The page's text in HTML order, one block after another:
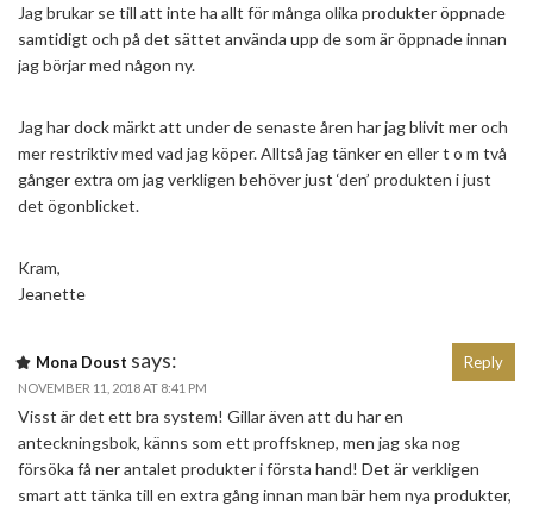
Jag brukar se till att inte ha allt för många olika produkter öppnade
samtidigt och på det sättet använda upp de som är öppnade innan
jag börjar med någon ny.
Jag har dock märkt att under de senaste åren har jag blivit mer och
mer restriktiv med vad jag köper. Alltså jag tänker en eller t o m två
gånger extra om jag verkligen behöver just ‘den’ produkten i just
det ögonblicket.
Kram,
Jeanette
Mona Doust says:
NOVEMBER 11, 2018 AT 8:41 PM
Visst är det ett bra system! Gillar även att du har en
anteckningsbok, känns som ett proffsknep, men jag ska nog
försöka få ner antalet produkter i första hand! Det är verkligen
smart att tänka till en extra gång innan man bär hem nya produkter,
Reply